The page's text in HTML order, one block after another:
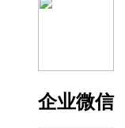
企业微信